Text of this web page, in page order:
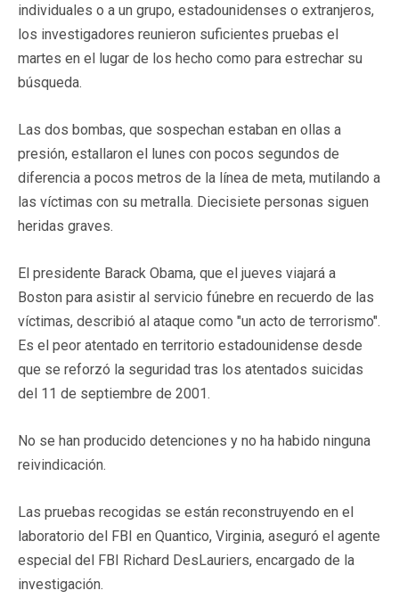
individuales o a un grupo, estadounidenses o extranjeros,
los investigadores reunieron suficientes pruebas el
martes en el lugar de los hecho como para estrechar su
búsqueda.
Las dos bombas, que sospechan estaban en ollas a
presión, estallaron el lunes con pocos segundos de
diferencia a pocos metros de la línea de meta, mutilando a
las víctimas con su metralla. Diecisiete personas siguen
heridas graves.
El presidente Barack Obama, que el jueves viajará a
Boston para asistir al servicio fúnebre en recuerdo de las
víctimas, describió al ataque como "un acto de terrorismo".
Es el peor atentado en territorio estadounidense desde
que se reforzó la seguridad tras los atentados suicidas
del 11 de septiembre de 2001.
No se han producido detenciones y no ha habido ninguna
reivindicación.
Las pruebas recogidas se están reconstruyendo en el
laboratorio del FBI en Quantico, Virginia, aseguró el agente
especial del FBI Richard DesLauriers, encargado de la
investigación.